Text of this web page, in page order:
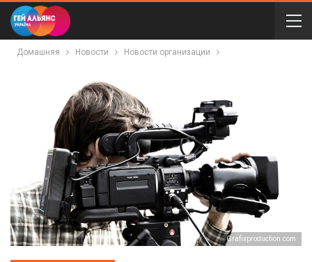
Домашняя Новости Новости организации
Grafixproduction.com